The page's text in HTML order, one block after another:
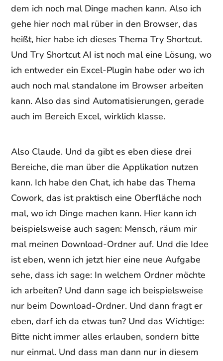
dem ich noch mal Dinge machen kann. Also ich
gehe hier noch mal rüber in den Browser, das
heißt, hier habe ich dieses Thema Try Shortcut.
Und Try Shortcut AI ist noch mal eine Lösung, wo
ich entweder ein Excel-Plugin habe oder wo ich
auch noch mal standalone im Browser arbeiten
kann. Also das sind Automatisierungen, gerade
auch im Bereich Excel, wirklich klasse.
Also Claude. Und da gibt es eben diese drei
Bereiche, die man über die Applikation nutzen
kann. Ich habe den Chat, ich habe das Thema
Cowork, das ist praktisch eine Oberfläche noch
mal, wo ich Dinge machen kann. Hier kann ich
beispielsweise auch sagen: Mensch, räum mir
mal meinen Download-Ordner auf. Und die Idee
ist eben, wenn ich jetzt hier eine neue Aufgabe
sehe, dass ich sage: In welchem Ordner möchte
ich arbeiten? Und dann sage ich beispielsweise
nur beim Download-Ordner. Und dann fragt er
eben, darf ich da etwas tun? Und das Wichtige:
Bitte nicht immer alles erlauben, sondern bitte
nur einmal. Und dass man dann nur in diesem